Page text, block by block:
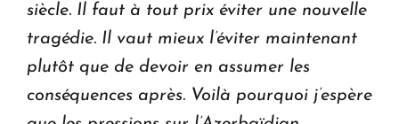
siècle. Il faut à tout prix éviter une nouvelle
tragédie. Il vaut mieux l’éviter maintenant
plutôt que de devoir en assumer les
conséquences après. Voilà pourquoi j’espère